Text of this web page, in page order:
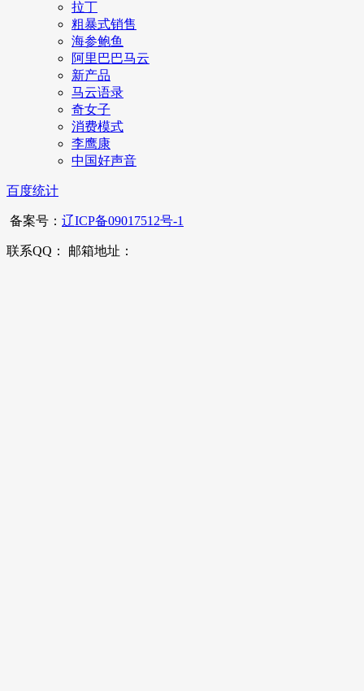
拉丁
粗暴式销售
海参鲍鱼
阿里巴巴马云
新产品
马云语录
奇女子
消费模式
李鹰康
中国好声音
百度统计
备案号： 辽ICP备09017512号-1
联系QQ： 邮箱地址：